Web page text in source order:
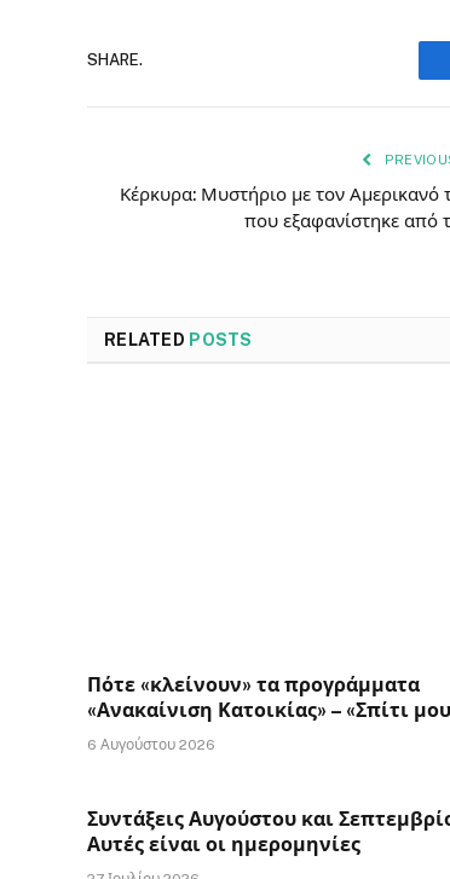
SHARE.
Κέρκυρα: Μυστήριο με τον Αμερικανό
που εξαφανίστηκε από
RELATED POSTS
Πότε «κλείνουν» τα προγράμματα
«Ανακαίνιση Κατοικίας» – «Σπίτι μου
6 Αυγούστου 2026
Συντάξεις Αυγούστου και
Αυτές είναι οι ημερομηνίες